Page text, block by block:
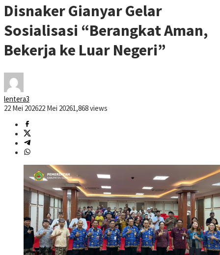
Disnaker Gianyar Gelar
Sosialisasi “Berangkat Aman,
Bekerja ke Luar Negeri”
lentera3
22 Mei 202622 Mei 20261,868 views